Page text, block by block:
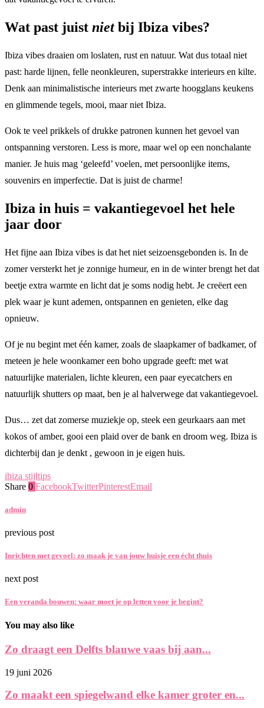
Wat past juist nietbij Ibiza vibes?
Ibiza vibes draaien om loslaten, rust en natuur. Wat dus totaal niet
past: harde lijnen, felle neonkleuren, superstrakke interieurs en kilte.
Denk aan minimalistische interieurs met zwarte hoogglans keukens
en glimmende tegels, mooi, maar niet Ibiza.
Ook te veel prikkels of drukke patronen kunnen het gevoel van
ontspanning verstoren. Less is more, maar wel op een nonchalante
manier. Je huis mag ‘geleefd’ voelen, met persoonlijke items,
souvenirs en imperfectie. Dat is juist de charme!
Ibiza in huis = vakantiegevoel het hele
jaar door
Het fijne aan Ibiza vibes is dat het niet seizoensgebonden is. In de
zomer versterkt het je zonnige humeur, en in de winter brengt het dat
beetje extra warmte en licht dat je soms nodig hebt. Je creëert een
plek waar je kunt ademen, ontspannen en genieten, elke dag
opnieuw.
Of je nu begint met één kamer, zoals de slaapkamer of badkamer, of
meteen je hele woonkamer een boho upgrade geeft: met wat
natuurlijke materialen, lichte kleuren, een paar eyecatchers en
natuurlijk shutters op maat, ben je al halverwege dat vakantiegevoel.
Dus… zet dat zomerse muziekje op, steek een geurkaars aan met
kokos of amber, gooi een plaid over de bank en droom weg. Ibiza is
dichterbij dan je denkt , gewoon in je eigen huis.
ibiza stijltips
Share 0 FacebookTwitterPinterestEmail
admin
previous post
Inrichten met gevoel: zo maak je van jouw huisje een écht thuis
next post
Een veranda bouwen: waar moet je op letten voor je begint?
You may also like
Zo draagt een Delfts blauwe vaas bij aan...
19 juni 2026
Zo maakt een spiegelwand elke kamer groter en...